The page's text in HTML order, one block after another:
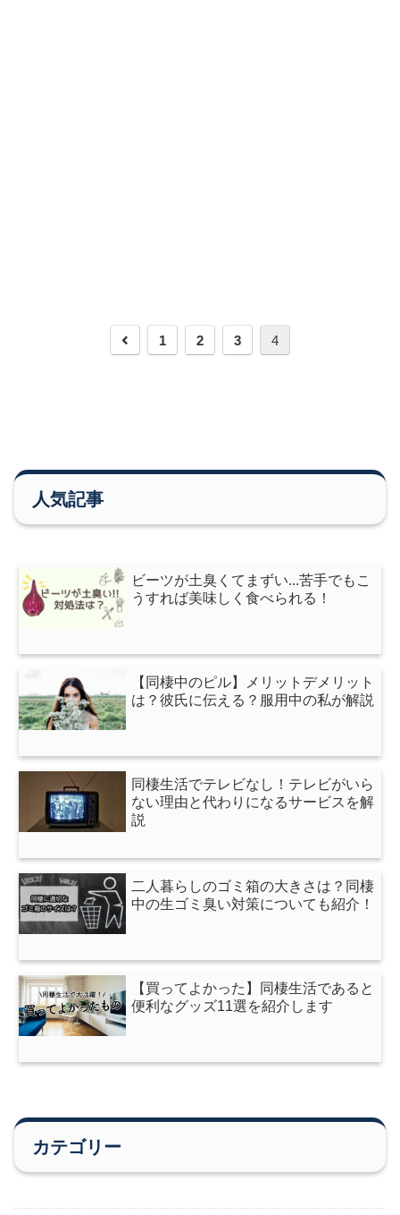
前
1 2 3 4
人気記事
ビーツが土臭くてまずい...苦手でもこ
うすれば美味しく食べられる！
【同棲中のピル】メリットデメリット
は？彼氏に伝える？服用中の私が解説
同棲生活でテレビなし！テレビがいら
ない理由と代わりになるサービスを解
説
二人暮らしのゴミ箱の大きさは？同棲
中の生ゴミ臭い対策についても紹介！
【買ってよかった】同棲生活であると
便利なグッズ11選を紹介します
カテゴリー